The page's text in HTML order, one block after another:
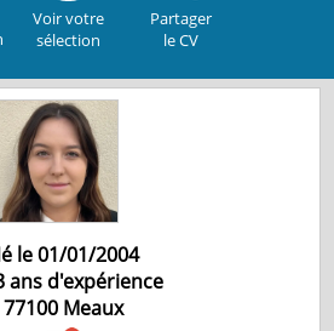
Voir votre
sélection
Partager
le CV
le 01/01/2004
ans d'expérience
77100 Meaux